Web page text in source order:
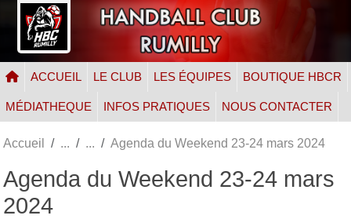
ACCUEIL LE CLUB LES ÉQUIPES BOUTIQUE HBCR
MÉDIATHEQUE INFOS PRATIQUES NOUS CONTACTER
Accueil Agenda du Weekend 23-24 mars 2024
Agenda du Weekend 23-24 mars
2024
Panneau de gestion des cookies